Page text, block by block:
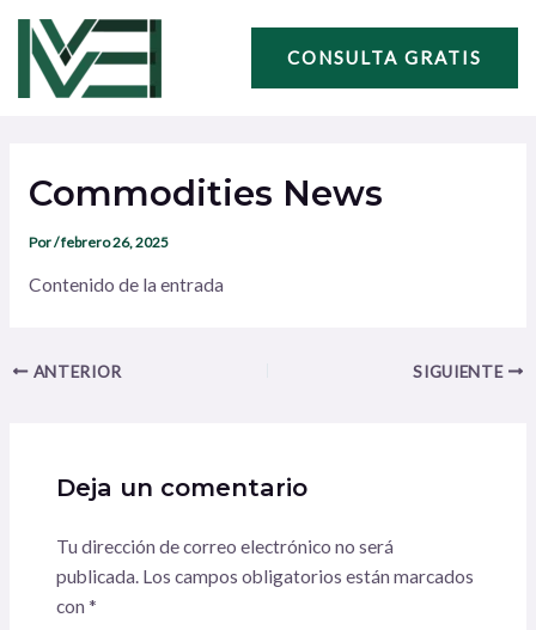
contenido
CONSULTA GRATIS
Commodities News
Por/febrero 26, 2025
Contenido de la entrada
entradas
ANTERIOR SIGUIENTE
Deja un comentario
Tu dirección de correo electrónico no será
publicada. Los campos obligatorios están marcados
con *